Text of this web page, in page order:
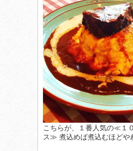
こちらが、１番人気の≪１
ス≫ 煮込めば煮込むほどや